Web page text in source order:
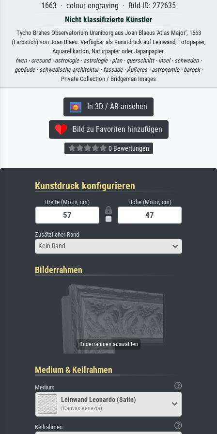
1663 · colour engraving · Bild-ID: 272635
Nicht klassifizierte Künstler
Tycho Brahes Observatorium Uraniborg aus Joan Blaeus 'Atlas Major', 1663
(Farbstich) von Joan Blaeu. Verfügbar als Kunstdruck auf Leinwand, Fotopapier,
Aquarellkarton, Naturpapier oder Japanpapier.
hven · oresund · astrologie · astrologie · plan · querschnitt · insel · schweden ·
gebäude · schwedische architektur · fassade · Äußeres · astronomie · barock·
Private Collection / Bridgeman Images
In 3D / AR ansehen
Bild zu Favoriten hinzufügen
0 Bewertungen
Kunstdruck konfigurieren
Breite (Motiv, cm) Höhe (Motiv, cm)
Zusätzlicher Rand
Kein Rand
Bilderrahmen
Medium & Keilrahmen
Medium
Leinwand Leonardo (Satin)
(Canvas Venezia)
Keilrahmen